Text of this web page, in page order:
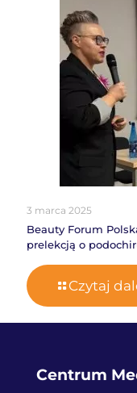
3 marca 2025
Beauty Forum
prelekcją o
Czytaj
Centrum